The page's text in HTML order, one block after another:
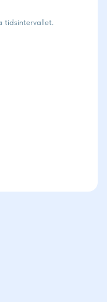
tidsintervallet.